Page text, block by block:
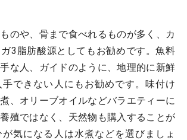
のや、骨まで食べれるものが多く、カ
3脂肪酸源としてもお勧めです。魚料
な人、ガイドのように、地理的に新鮮
できない人にもお勧めです。味付け
、オリーブオイルなどバラエティーに
殖ではなく、天然物も購入することが
気になる人は水煮などを選びましょ